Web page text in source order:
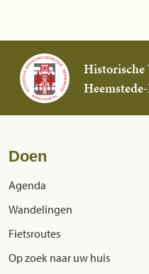
Historische
Doen
Agenda
Wandelingen
Fietsroutes
Op zoek naar uw huis